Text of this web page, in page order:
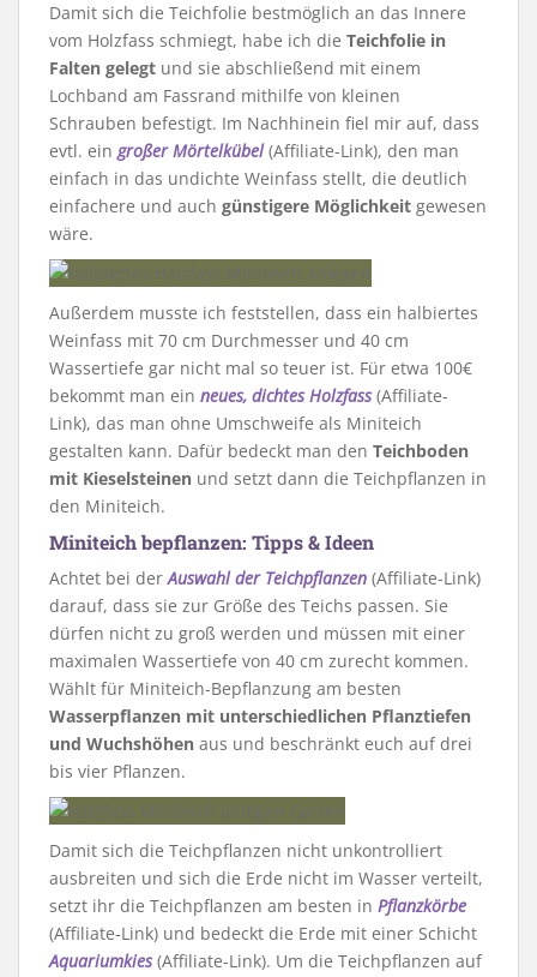
Damit sich die Teichfolie bestmöglich an das Innere
vom Holzfass schmiegt, habe ich die Teichfolie in
Falten gelegt und sie abschließend mit einem
Lochband am Fassrand mithilfe von kleinen
Schrauben befestigt. Im Nachhinein fiel mir auf, dass
evtl. eingroßer Mörtelkübel(Affiliate-Link), den man
einfach in das undichte Weinfass stellt, die deutlich
einfachere und auch günstigere Möglichkeit gewesen
wäre.
Außerdem musste ich feststellen, dass ein halbiertes
Weinfass mit 70 cm Durchmesser und 40 cm
Wassertiefe gar nicht mal so teuer ist. Für etwa 100€
bekommt man ein neues, dichtes Holzfass(Affiliate-
Link), das man ohne Umschweife als Miniteich
gestalten kann. Dafür bedeckt man den Teichboden
mit Kieselsteinen und setzt dann die Teichpflanzen in
den Miniteich.
Miniteich bepflanzen: Tipps & Ideen
Achtet bei derAuswahl der Teichpflanzen (Affiliate-Link)
darauf, dass sie zur Größe des Teichs passen. Sie
dürfen nicht zu groß werden und müssen mit einer
maximalen Wassertiefe von 40 cm zurecht kommen.
Wählt für Miniteich-Bepflanzung am besten
Wasserpflanzen mit unterschiedlichen Pflanztiefen
und Wuchshöhen aus und beschränkt euch auf drei
bis vier Pflanzen.
Damit sich die Teichpflanzen nicht unkontrolliert
ausbreiten und sich die Erde nicht im Wasser verteilt,
setzt ihr die Teichpflanzen am besten in Pflanzkörbe
(Affiliate-Link) und bedeckt die Erde mit einer Schicht
Aquariumkies(Affiliate-Link). Um die Teichpflanzen auf